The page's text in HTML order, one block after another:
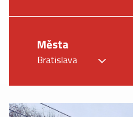
Města
Bratislava